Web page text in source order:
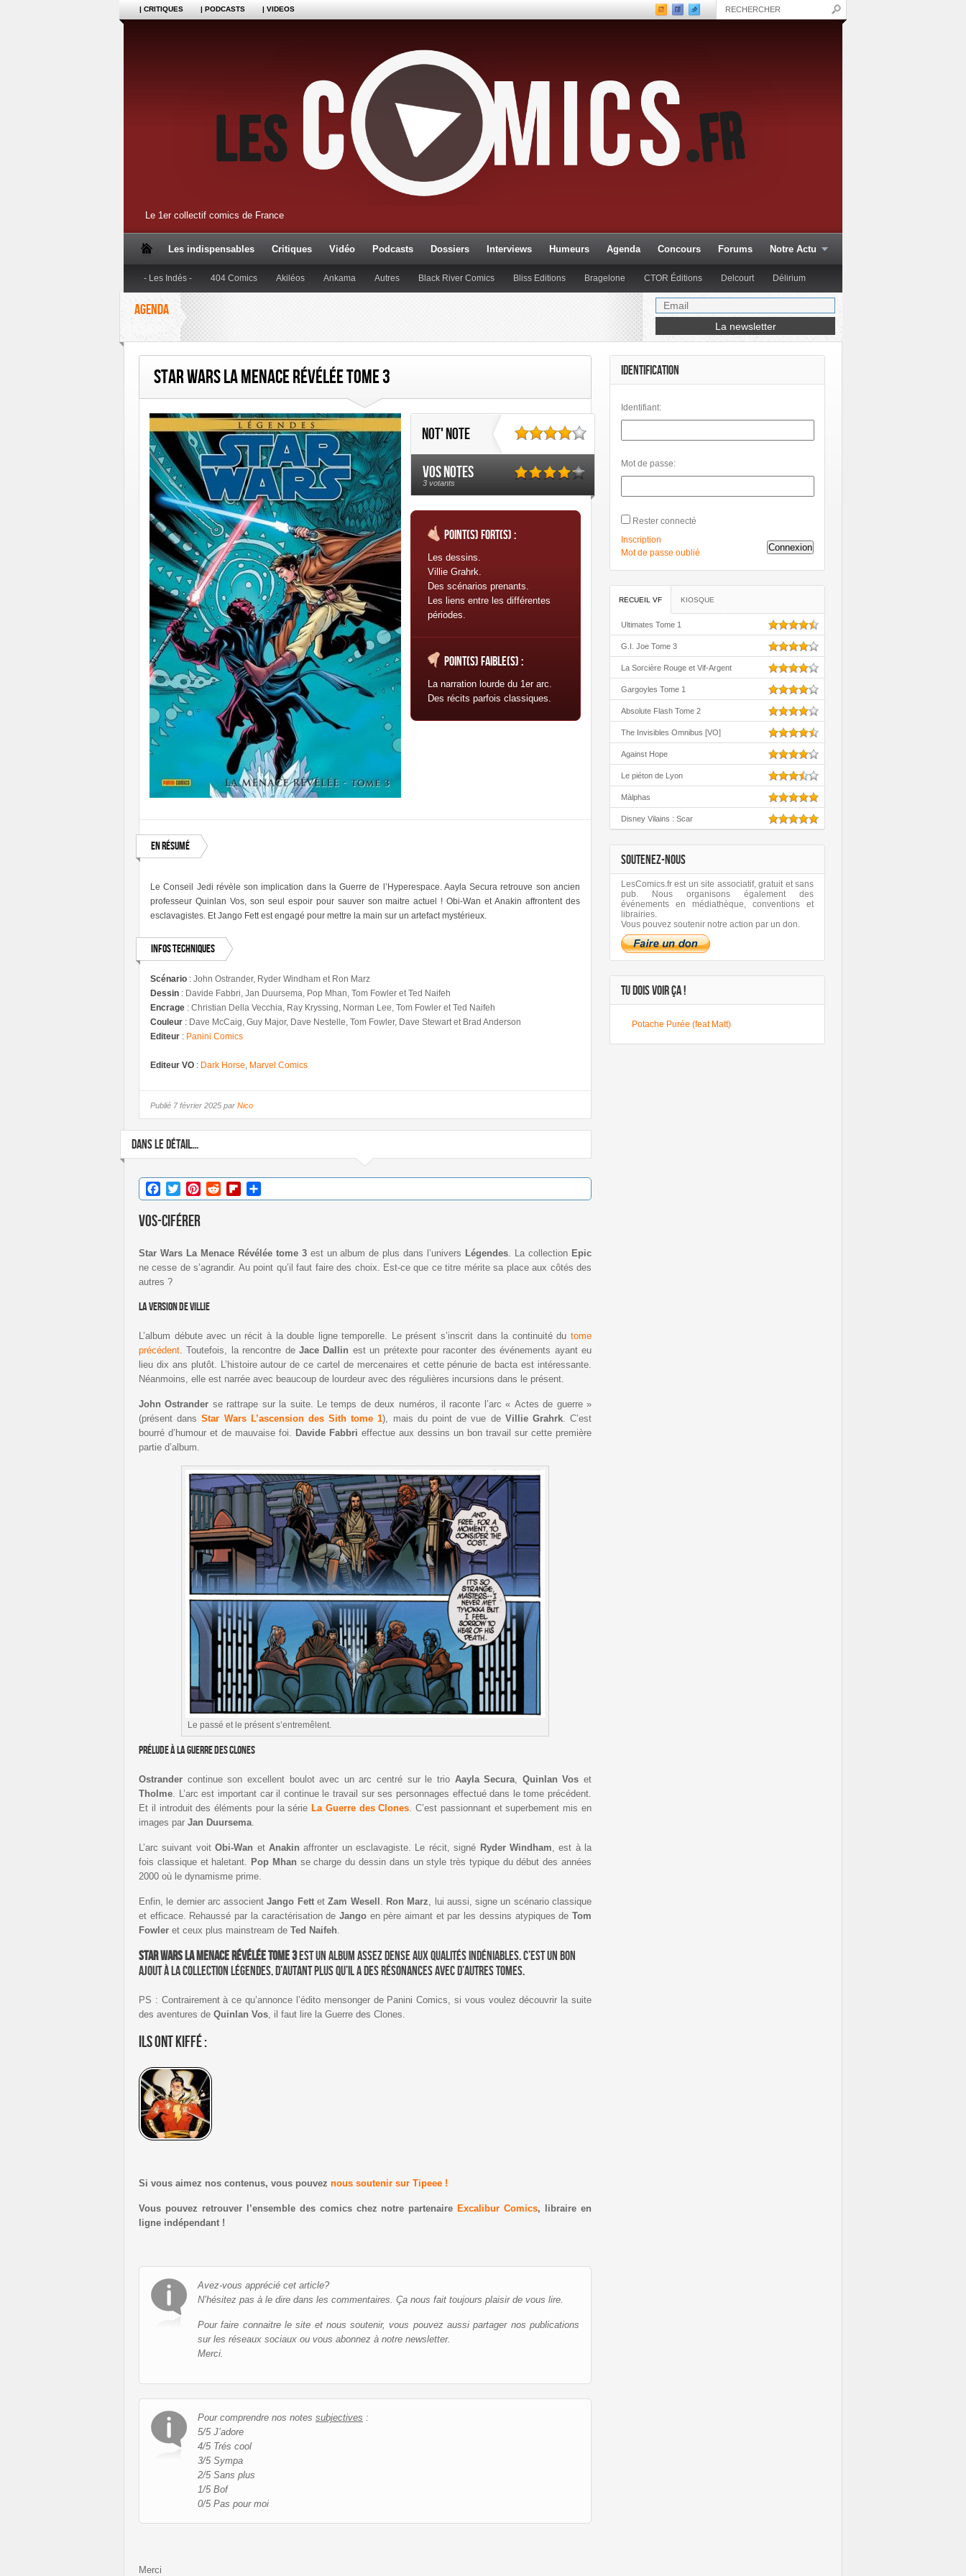
| CRITIQUES | PODCASTS | VIDEOS
Le 1er collectif comics de France
Les indispensables Critiques Vidéo Podcasts Dossiers Interviews Humeurs Agenda Concours Forums Notre Actu
- Les Indés - 404 Comics Akiléos Ankama Autres Black River Comics Bliss Editions Bragelone CTOR Éditions Delcourt Délirium
Dupuis Editions Anspach Glénat Glénat Comics
Hi Graphics Huginn & Muninn Panini Comics Petit à Petit Phileas Philéas
Rue de Sèvres
Talent Éditions Urban Comics Urban Link
AGENDA
Star Wars La Menace Révélée Tome 3
Not' note
Vos notes
3 votants
Point(s) fort(s) :
Les dessins.
Villie Grahrk.
Des scénarios prenants.
Les liens entre les différentes
périodes.
Point(s) faible(s) :
La narration lourde du 1er arc.
Des récits parfois classiques.
En résumé
Le Conseil Jedi révèle son implication dans la Guerre de l’Hyperespace. Aayla Secura retrouve son ancien
professeur Quinlan Vos, son seul espoir pour sauver son maitre actuel ! Obi-Wan et Anakin affrontent des
esclavagistes. Et Jango Fett est engagé pour mettre la main sur un artefact mystérieux.
Infos techniques
Scénario : John Ostrander, Ryder Windham et Ron Marz
Dessin : Davide Fabbri, Jan Duursema, Pop Mhan, Tom Fowler et Ted Naifeh
Encrage : Christian Della Vecchia, Ray Kryssing, Norman Lee, Tom Fowler et Ted Naifeh
Couleur : Dave McCaig, Guy Major, Dave Nestelle, Tom Fowler, Dave Stewart et Brad Anderson
Editeur : Panini Comics
Editeur VO : Dark Horse, Marvel Comics
Publié 7 février 2025 par Nico
DANS LE DÉTAIL...
Facebook
TwitterPinterestRedditFlipboard
Vos-ciférer
Star Wars La Menace Révélée tome 3 est un album de plus dans l’univers Légendes . La collection Epic
ne cesse de s’agrandir. Au point qu’il faut faire des choix. Est-ce que ce titre mérite sa place aux côtés des
autres ?
La version de Villie
L’album débute avec un récit à la double ligne temporelle. Le présent s’inscrit dans la continuité du tome
précédent . Toutefois, la rencontre de Jace Dallin est un prétexte pour raconter des événements ayant eu
lieu dix ans plutôt. L’histoire autour de ce cartel de mercenaires et cette pénurie de bacta est intéressante.
Néanmoins, elle est narrée avec beaucoup de lourdeur avec des régulières incursions dans le présent.
John Ostrander se rattrape sur la suite. Le temps de deux numéros, il raconte l’arc « Actes de guerre »
(présent dansStar Wars L’ascension des Sith tome 1), mais du point de vue de Villie Grahrk. C’est
bourré d’humour et de mauvaise foi.
Davide Fabbri effectue aux dessins un bon travail sur cette première
partie d’album.
Le passé et le présent s’entremêlent.
Prélude à la guerre des clones
Ostrander continue son excellent boulot avec un arc centré sur le trio Aayla Secura Quinlan Vos et
Tholme . L’arc est important car il continue le travail sur ses personnages effectué dans le tome précédent.
Et il introduit des éléments pour la série La Guerre des Clones . C’est passionnant et superbement mis en
images par Jan Duursema
L’arc suivant voitObi-Wan et Anakin affronter un esclavagiste. Le récit, signé Ryder Windham , est à la
fois classique et haletant.
Pop Mhan se charge du dessin dans un style très typique du début des années
2000 où le dynamisme prime.
Enfin, le dernier arc associentJango FettetZam Wesell Ron Marz , lui aussi, signe un scénario classique
et efficace. Rehaussé par la caractérisation de Jangoen père aimant et par les dessins atypiques deTom
Fowler et ceux plus mainstream de Ted Naifeh
Star Wars La Menace Révélée tome 3est un album assez dense aux qualités indéniables. C’est un bon
ajout à la collection Légendes, d’autant plus qu’il a des résonances avec d’autres tomes.
PS : Contrairement à ce qu’annonce l’édito mensonger de Panini Comics, si vous voulez découvrir la suite
des aventures de Quinlan Vos , il faut lire la Guerre des Clones.
Ils ont kiffé :
Si vous aimez nos contenus, vous pouvez nous soutenir sur Tipeee !
Vous pouvez retrouver l’ensemble des comics chez notre partenaire Excalibur Comics, libraire en
ligne indépendant !
Avez-vous apprécié cet article?
N’hésitez pas à le dire dans les commentaires. Ça nous fait toujours plaisir de vous lire.
Pour faire connaitre le site et nous soutenir, vous pouvez aussi partager nos publications
sur les réseaux sociaux ou vous abonnez à notre newsletter.
Merci.
Pour comprendre nos notes subjectives :
5/5 J’adore
4/5 Trés cool
3/5 Sympa
2/5 Sans plus
1/5 Bof
0/5 Pas pour moi
Merci
IDENTIFICATION
Identifiant:
Mot de passe:
Rester connecté
Connexion
Inscription
Mot de passe oublié
RECUEIL VF KIOSQUE
Ultimates Tome 1
G.I. Joe Tome 3
La Sorcière Rouge et Vif-Argent
Gargoyles Tome 1
Absolute Flash Tome 2
The Invisibles Omnibus [VO]
Against Hope
Le piéton de Lyon
Màlphas
Disney Vilains : Scar
SOUTENEZ-NOUS
LesComics.fr est un site associatif, gratuit et sans
pub. Nous organisons également des
événements en médiathèque, conventions et
librairies.
Vous pouvez soutenir notre action par un don.
TU DOIS VOIR ÇA !
Potache Purée (feat Matt)